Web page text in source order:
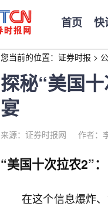
首页 快
您当前的位置： 证券时报 >
探秘“美国
宴
来源：证券时报网 作者：
“美国十次拉农2”
在这个信息爆炸